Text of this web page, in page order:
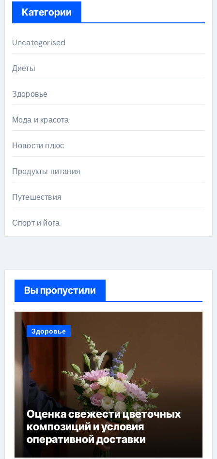
Категории
Uncategorised
Диеты
Здоровье
Мода и красота
Новости плюс
Продукты питания
Путешествия
Спорт и йога
Вы пропустили
Здоровье
Оценка свежести цветочных
композиций и условия
оперативной доставки